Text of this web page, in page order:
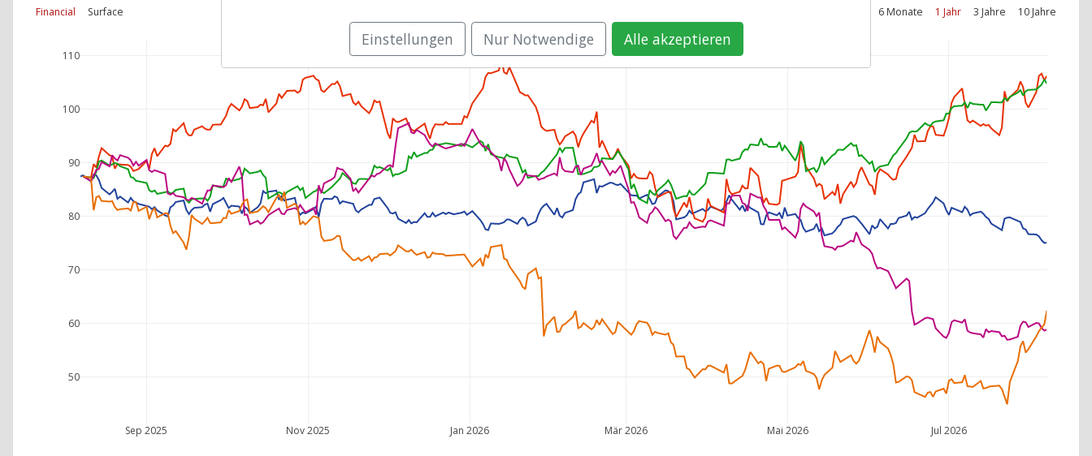
Financial Surface 6 Monate 1 Jahr 3 Jahre 10 Jahre
Sep 2025 Nov 2025 Jan 2026 Mär 2026 Mai 2026 Jul 2026
50
60
70
80
90
100
110
Einstellungen Nur Notwendige Alle akzeptieren